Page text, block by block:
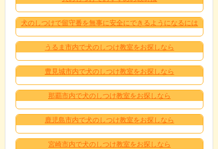
犬のしつけで留守番を無事に安全にできるようになるには
うるま市内で犬のしつけ教室をお探しなら
豊見城市内で犬のしつけ教室をお探しなら
那覇市内で犬のしつけ教室をお探しなら
鹿児島市内で犬のしつけ教室をお探しなら
宮崎市内で犬のしつけ教室をお探しなら